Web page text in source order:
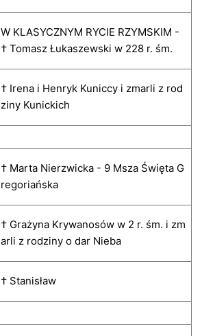
W KLASYCZNYM RYCIE RZYMSKIM -
† Tomasz Łukaszewski w 228 r. śm.
† Irena i Henryk Kuniccy i zmarli z rod
ziny Kunickich
† Marta Nierzwicka - 9 Msza Święta G
regoriańska
† Grażyna Krywanosów w 2 r. śm. i zm
arli z rodziny o dar Nieba
† Stanisław